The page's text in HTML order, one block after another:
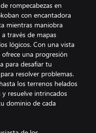
rompecabezas en
con encantadora
mientras maniobra
través de mapas
lógicos. Con una vista
una progresión
para desafiar tu
resolver problemas.
los terrenos helados
resuelve intrincados
dominio de cada